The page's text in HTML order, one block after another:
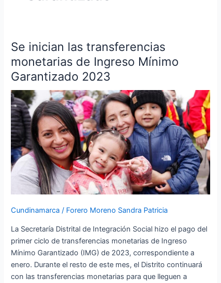
Se inician las transferencias
monetarias de Ingreso Mínimo
Garantizado 2023
Cundinamarca / Forero Moreno Sandra Patricia
La Secretaría Distrital de Integración Social hizo el pago del
primer ciclo de transferencias monetarias de Ingreso
Mínimo Garantizado (IMG) de 2023, correspondiente a
enero. Durante el resto de este mes, el Distrito continuará
con las transferencias monetarias para que lleguen a
Se
las
transferencias
monetarias
de
Ingreso
Mínimo
Garantizado
2023